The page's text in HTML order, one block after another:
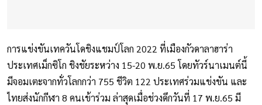
การแข่งขันเทควันโดชิงแชมป์โลก 2022 ที่เมืองกัวดาลาฮาร่า
ประเทศเม็กซิโก ชิงชัยระหว่าง 15-20 พ.ย.65 โดยทัวร์นาเมนต์นี้
มีจอมเตะจากทั่วโลกกว่า 755 ชีวิต 122 ประเทศร่วมแข่งขัน และ
ไทยส่งนักกีฬา 8 คนเข้าร่วม ล่าสุดเมื่อช่วงดึกวันที่ 17 พ.ย.65 มี